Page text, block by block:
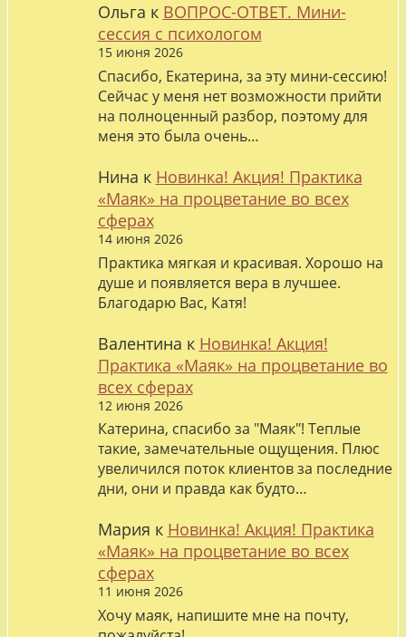
Ольга к ВОПРОС-ОТВЕТ. Мини-
сессия с психологом
15 июня 2026
Спасибо, Екатерина, за эту мини-сессию!
Сейчас у меня нет возможности прийти
на полноценный разбор, поэтому для
меня это была очень…
Нина к Новинка! Акция! Практика
«Маяк» на процветание во всех
сферах
14 июня 2026
Практика мягкая и красивая. Хорошо на
душе и появляется вера в лучшее.
Благодарю Вас, Катя!
Валентина к Новинка! Акция!
Практика «Маяк» на процветание во
всех сферах
12 июня 2026
Катерина, спасибо за "Маяк"! Теплые
такие, замечательные ощущения. Плюс
увеличился поток клиентов за последние
дни, они и правда как будто…
Мария к Новинка! Акция! Практика
«Маяк» на процветание во всех
сферах
11 июня 2026
Хочу маяк, напишите мне на почту,